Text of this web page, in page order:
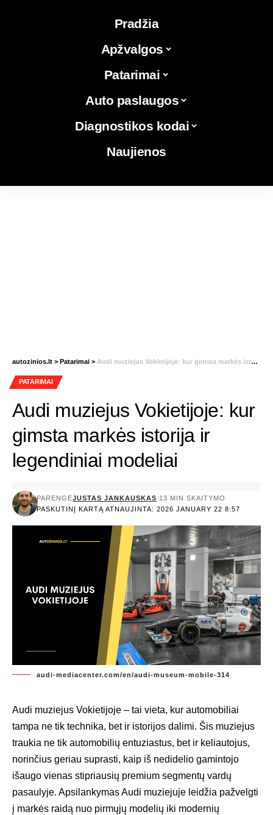
Pradžia
Apžvalgos
Patarimai
Auto paslaugos
Diagnostikos kodai
Naujienos
autozinios.lt > Patarimai > Audi muziejus Vokietijoje: kur gimsta markės istorija ir legendiniai modeliai
PATARIMAI
Audi muziejus Vokietijoje: kur
gimsta markės istorija ir
legendiniai modeliai
PASKUTINĮ KARTĄ ATNAUJINTA: 2026 JANUARY 22 8:57
PARENGĖJUSTAS JANKAUSKAS 13 MIN SKAITYMO
audi-mediacenter.com/en/audi-museum-mobile-314
Audi muziejus Vokietijoje – tai vieta, kur automobiliai
tampa ne tik technika, bet ir istorijos dalimi. Šis muziejus
traukia ne tik automobilių entuziastus, bet ir keliautojus,
norinčius geriau suprasti, kaip iš nedidelio gamintojo
išaugo vienas stipriausių premium segmentų vardų
pasaulyje. Apsilankymas Audi muziejuje leidžia pažvelgti
į markės raidą nuo pirmųjų modelių iki modernių